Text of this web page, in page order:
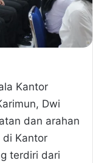
Kantor
Dwi
dan arahan
di Kantor
terdiri dari